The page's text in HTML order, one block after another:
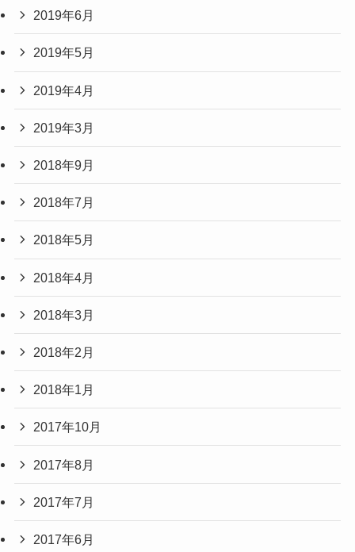
2019年6月
2019年5月
2019年4月
2019年3月
2018年9月
2018年7月
2018年5月
2018年4月
2018年3月
2018年2月
2018年1月
2017年10月
2017年8月
2017年7月
2017年6月